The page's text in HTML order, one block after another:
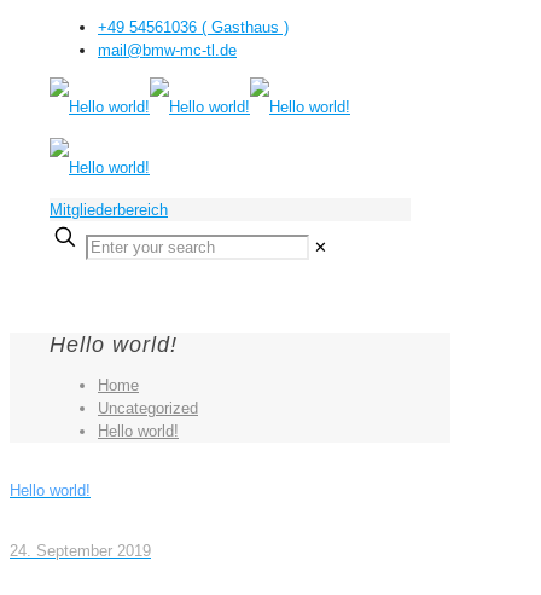
+49 54561036 ( Gasthaus )
mail@bmw-mc-tl.de
Mitgliederbereich
✕
Hello world!
Home
Uncategorized
Hello world!
Hello world!
24. September 2019